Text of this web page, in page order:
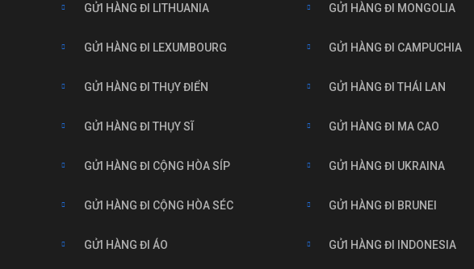
GỬI HÀNG ĐI LITHUANIA
GỬI HÀNG ĐI LEXUMBOURG
GỬI HÀNG ĐI THỤY ĐIỂN
GỬI HÀNG ĐI THỤY SĨ
GỬI HÀNG ĐI CỘNG HÒA SÍP
GỬI HÀNG ĐI CỘNG HÒA SÉC
GỬI HÀNG ĐI ÁO
GỬI HÀNG ĐI MONGOLIA
GỬI HÀNG ĐI CAMPUCHIA
GỬI HÀNG ĐI THÁI LAN
GỬI HÀNG ĐI MA CAO
GỬI HÀNG ĐI UKRAINA
GỬI HÀNG ĐI BRUNEI
GỬI HÀNG ĐI INDONESIA